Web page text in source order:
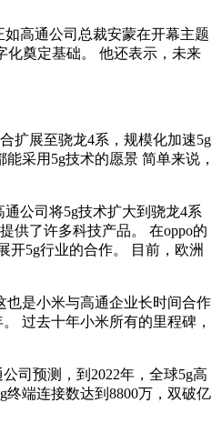
高通公司总裁安蒙在开幕主题
化奠定基础。 他还表示，未来
扩展至骁龙4系，规模化加速5g
采用5g技术的愿景 简单来说，
公司将5g技术扩大到骁龙4系
供了许多科技产品。 在oppo的
开5g行业的合作。 目前，欧洲
也是小米与高通企业长时间合作
过去十年小米所有的里程碑，
司预测，到2022年，全球5g高
端连接数达到8800万，双破亿